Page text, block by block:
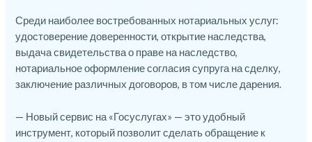
Среди наиболее востребованных нотариальных услуг:
удостоверение доверенности, открытие наследства,
выдача свидетельства о праве на наследство,
нотариальное оформление согласия супруга на сделку,
заключение различных договоров, в том числе дарения.
— Новый сервис на «Госуслугах» — это удобный
инструмент, который позволит сделать обращение к